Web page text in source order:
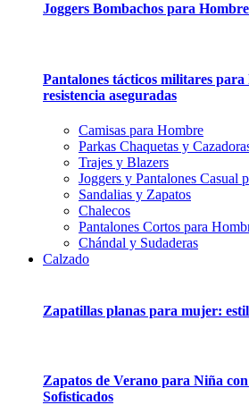
Joggers Bombachos para
Pantalones tácticos militares
resistencia aseguradas
Camisas para Hombre
Parkas Chaquetas y
Trajes y Blazers
Joggers y Pantalones Casual
Sandalias y Zapatos
Chalecos
Pantalones Cortos para
Chándal y Sudaderas
Calzado
Zapatillas planas para mujer:
Zapatos de Verano para Niña
Sofisticados